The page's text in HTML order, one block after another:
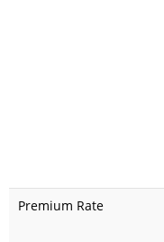
Premium Rate